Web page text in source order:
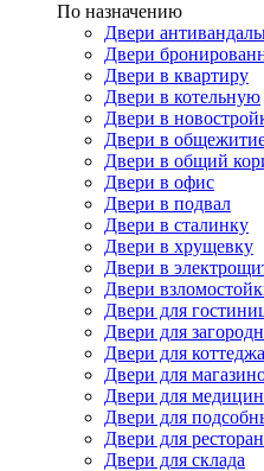
По назначению
Двери
Двери
Двери в квартиру
Двери в котельную
Двери в
Двери в
Двери в общий
Двери в офис
Двери в подвал
Двери в сталинку
Двери в хрущевку
Двери в
Двери
Двери для
Двери для
Двери для коттеджа
Двери для
Двери для
Двери для
Двери для
Двери для склада